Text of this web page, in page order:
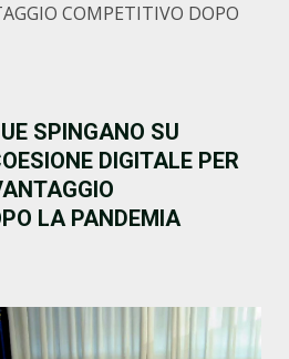
COMPETITIVO DOPO
SPINGANO SU
DIGITALE PER
LA PANDEMIA